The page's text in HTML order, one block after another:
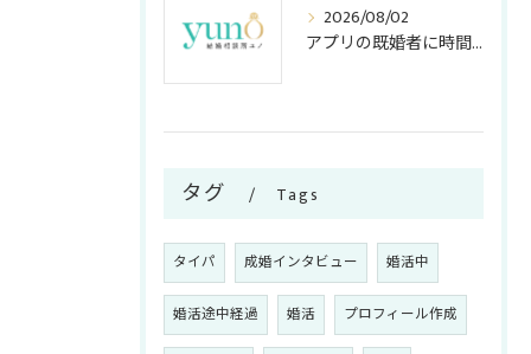
2026/08/02
アプリの既婚者に時間を奪われない！アラサー女子が知っておくべき嘘の見破り方
タグ Tags
タイパ 成婚インタビュー 婚活中
婚活途中経過 婚活 プロフィール作成